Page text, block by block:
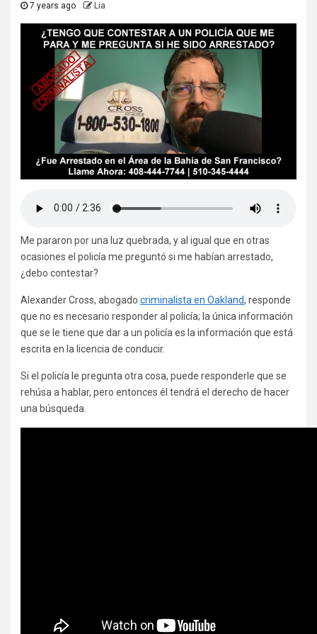
7 years ago Lia
Me pararon por una luz quebrada, y al igual que en otras
ocasiones el policía me preguntó si me habían arrestado,
¿debo contestar?
Alexander Cross, abogado criminalista en Oakland, responde
que no es necesario responder al policía; la única información
que se le tiene que dar a un policía es la información que está
escrita en la licencia de conducir.
Si el policía le pregunta otra cosa, puede responderle que se
rehúsa a hablar, pero entonces él tendrá el derecho de hacer
una búsqueda.